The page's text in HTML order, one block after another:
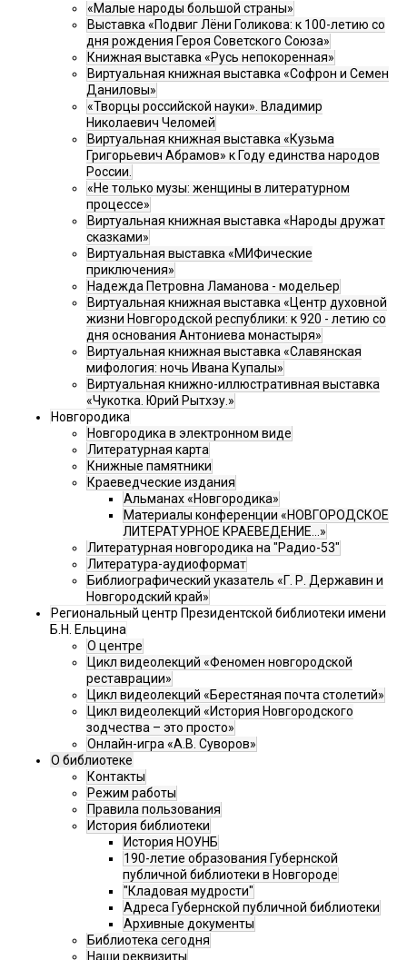
«Малые народы большой страны»
Выставка «Подвиг Лёни Голикова: к 100-летию со
дня рождения Героя Советского Союза»
Книжная выставка «Русь непокоренная»
Виртуальная книжная выставка «Софрон и Семен
Даниловы»
«Творцы российской науки». Владимир
Николаевич Челомей
Виртуальная книжная выставка «Кузьма
Григорьевич Абрамов» к Году единства народов
России.
«Не только музы: женщины в литературном
процессе»
Виртуальная книжная выставка «Народы дружат
сказками»
Виртуальная выставка «МИФические
приключения»
Надежда Петровна Ламанова - модельер
Виртуальная книжная выставка «Центр духовной
жизни Новгородской республики: к 920 - летию со
дня основания Антониева монастыря»
Виртуальная книжная выставка «Славянская
мифология: ночь Ивана Купалы»
Виртуальная книжно-иллюстративная выставка
«Чукотка. Юрий Рытхэу.»
Новгородика
Новгородика в электронном виде
Литературная карта
Книжные памятники
Краеведческие издания
Альманах «Новгородика»
Материалы конференции «НОВГОРОДСКОЕ
ЛИТЕРАТУРНОЕ КРАЕВЕДЕНИЕ...»
Литературная новгородика на "Радио-53"
Литература-аудиоформат
Библиографический указатель «Г. Р. Державин и
Новгородский край»
Региональный центр Президентской библиотеки имени
Б.Н. Ельцина
О центре
Цикл видеолекций «Феномен новгородской
реставрации»
Цикл видеолекций «Берестяная почта столетий»
Цикл видеолекций «История Новгородского
зодчества – это просто»
Онлайн-игра «А.В. Суворов»
О библиотеке
Контакты
Режим работы
Правила пользования
История библиотеки
История НОУНБ
190-летие образования Губернской
публичной библиотеки в Новгороде
"Кладовая мудрости"
Адреса Губернской публичной библиотеки
Архивные документы
Библиотека сегодня
Наши реквизиты